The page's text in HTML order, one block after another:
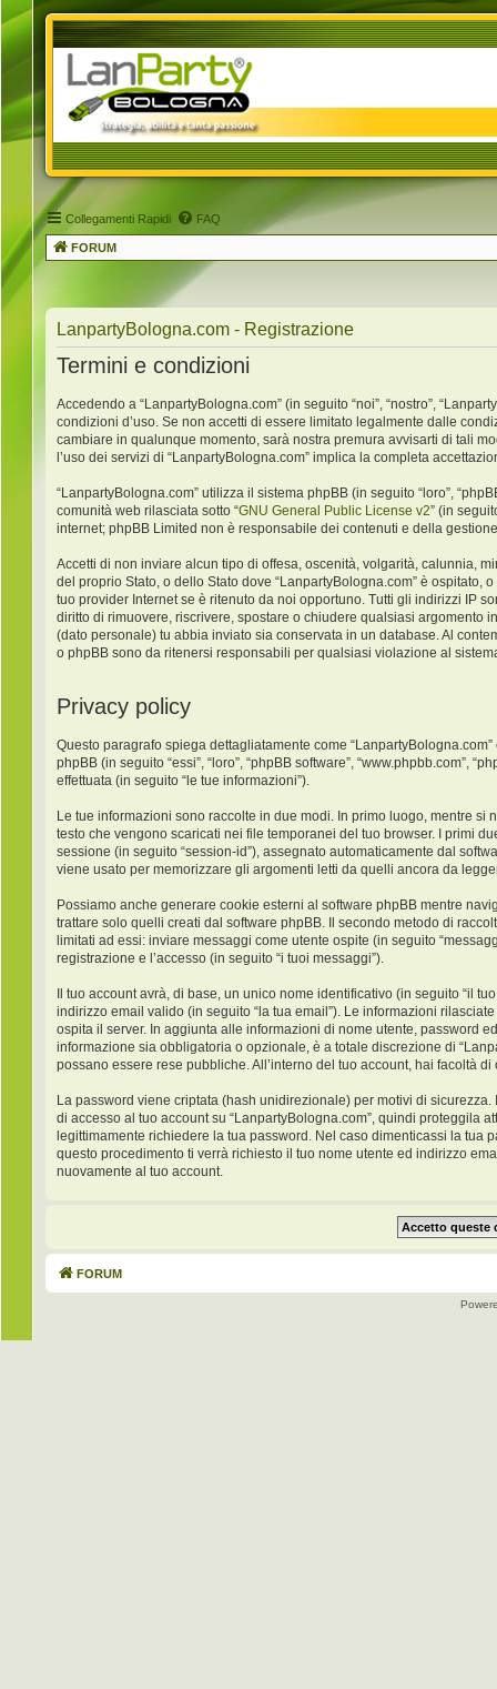
Collegamenti Rapidi FAQ
FORUM
LanpartyBologna.com - Registrazione
Termini e condizioni
Accedendo a “LanpartyBologna.com” (in seguito “noi”, “nostro”,
condizioni d’uso. Se non accetti di essere limitato legalmente dalle
cambiare in qualunque momento, sarà nostra premura avvisarti di tali
l’uso dei servizi di “LanpartyBologna.com” implica la completa
“LanpartyBologna.com” utilizza il sistema phpBB (in seguito “loro”,
comunità web rilasciata sotto “GNU General Public License v2” (in
internet; phpBB Limited non è responsabile dei contenuti e della
Accetti di non inviare alcun tipo di offesa, oscenità, volgarità, calunnia,
del proprio Stato, o dello Stato dove “LanpartyBologna.com” è
tuo provider Internet se è ritenuto da noi opportuno. Tutti gli indirizzi IP
diritto di rimuovere, riscrivere, spostare o chiudere qualsiasi argomento
(dato personale) tu abbia inviato sia conservata in un database. Al
o phpBB sono da ritenersi responsabili per qualsiasi violazione al
Privacy policy
Questo paragrafo spiega dettagliatamente come
phpBB (in seguito “essi”, “loro”, “phpBB software”, “www.phpbb.com”,
effettuata (in seguito “le tue informazioni”).
Le tue informazioni sono raccolte in due modi. In primo luogo, mentre
testo che vengono scaricati nei file temporanei del tuo browser. I primi
sessione (in seguito “session-id”), assegnato automaticamente dal
viene usato per memorizzare gli argomenti letti da quelli ancora da
Possiamo anche generare cookie esterni al software phpBB mentre
trattare solo quelli creati dal software phpBB. Il secondo metodo di
limitati ad essi: inviare messaggi come utente ospite (in seguito
registrazione e l’accesso (in seguito “i tuoi messaggi”).
Il tuo account avrà, di base, un unico nome identificativo (in seguito “il
indirizzo email valido (in seguito “la tua email”). Le informazioni
ospita il server. In aggiunta alle informazioni di nome utente, password
informazione sia obbligatoria o opzionale, è a totale discrezione di
possano essere rese pubbliche. All’interno del tuo account, hai facoltà
La password viene criptata (hash unidirezionale) per motivi di
di accesso al tuo account su “LanpartyBologna.com”, quindi proteggila
legittimamente richiedere la tua password. Nel caso dimenticassi la tua
questo procedimento ti verrà richiesto il tuo nome utente ed indirizzo
nuovamente al tuo account.
FORUM